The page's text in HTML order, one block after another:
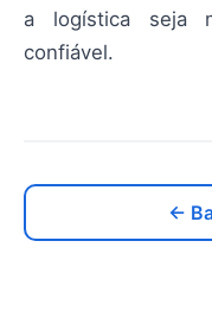
a logística seja
confiável.
←